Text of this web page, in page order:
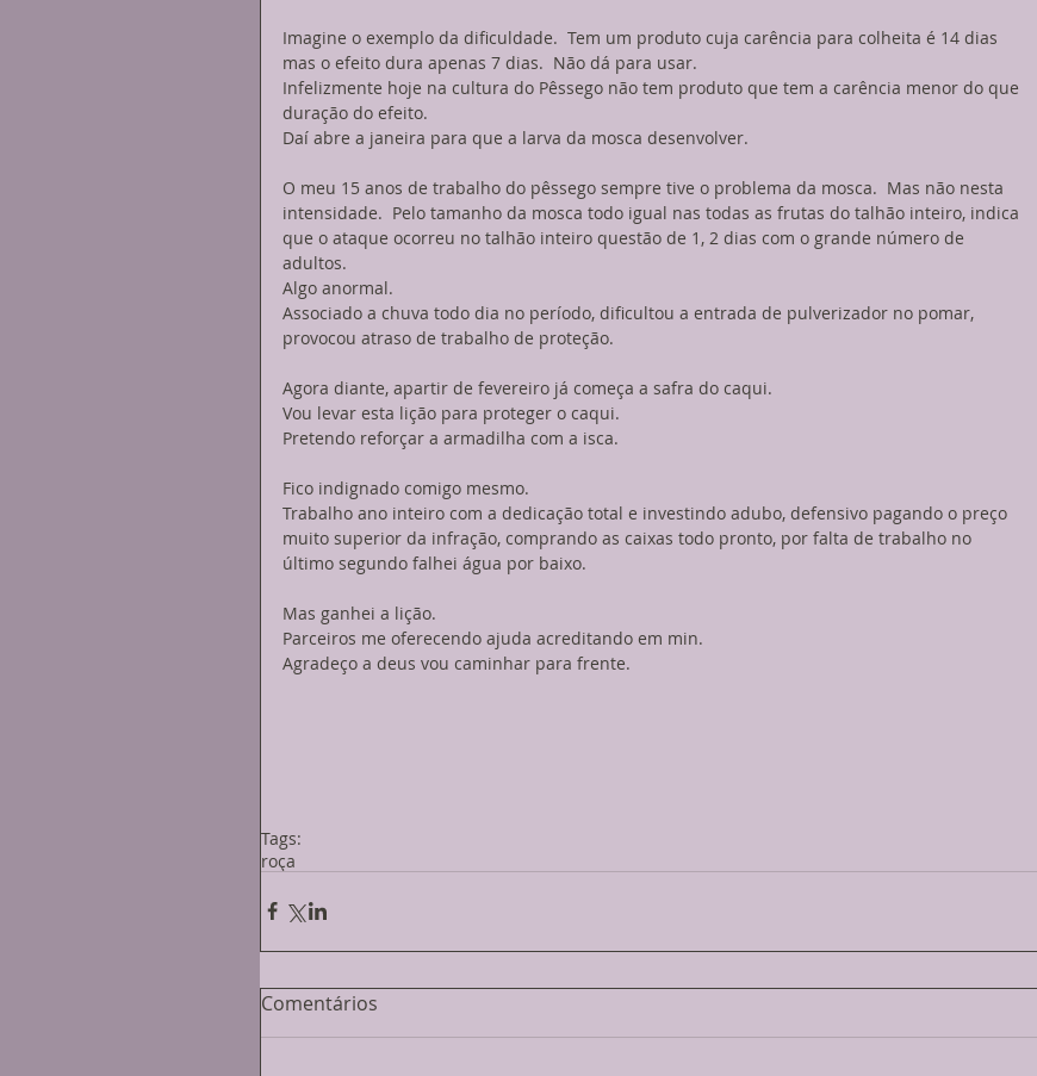
Imagine o exemplo da dificuldade.  Tem um produto cuja carência para colheita é 14 dias
mas o efeito dura apenas 7 dias.  Não dá para usar.
Infelizmente hoje na cultura do Pêssego não tem produto que tem a carência menor do que
duração do efeito.
Daí abre a janeira para que a larva da mosca desenvolver.
O meu 15 anos de trabalho do pêssego sempre tive o problema da mosca.  Mas não nesta
intensidade.  Pelo tamanho da mosca todo igual nas todas as frutas do talhão inteiro, indica
que o ataque ocorreu no talhão inteiro questão de 1, 2 dias com o grande número de
adultos.
Algo anormal.
Associado a chuva todo dia no período, dificultou a entrada de pulverizador no pomar,
provocou atraso de trabalho de proteção.
Agora diante, apartir de fevereiro já começa a safra do caqui.
Vou levar esta lição para proteger o caqui.
Pretendo reforçar a armadilha com a isca.
Fico indignado comigo mesmo.
Trabalho ano inteiro com a dedicação total e investindo adubo, defensivo pagando o preço
muito superior da infração, comprando as caixas todo pronto, por falta de trabalho no
último segundo falhei água por baixo.
Mas ganhei a lição.
Parceiros me oferecendo ajuda acreditando em min.
Agradeço a deus vou caminhar para frente.
Tags:
roça
Comentários